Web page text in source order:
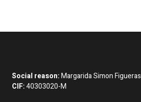
Social reason:Margarida Simon Figueras
CIF:40303020-M